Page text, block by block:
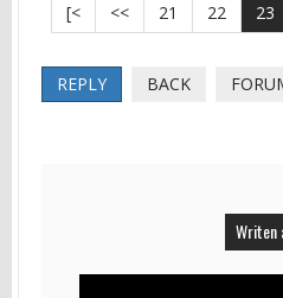
[< << 21 22 23
REPLY BACK
Writen